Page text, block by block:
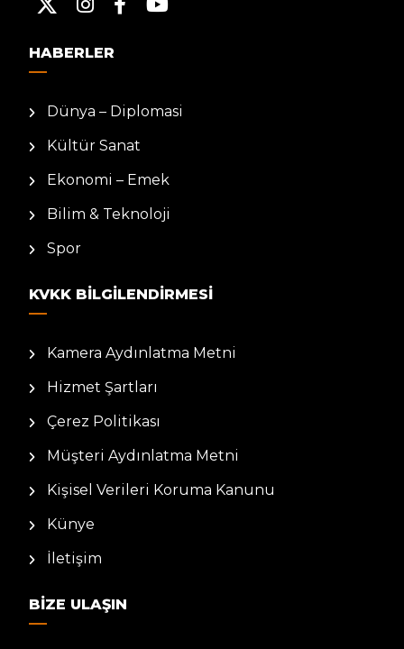
HABERLER
Dünya – Diplomasi
Kültür Sanat
Ekonomi – Emek
Bilim & Teknoloji
Spor
KVKK BILGILENDIRMESI
Kamera Aydınlatma Metni
Hizmet Şartları
Çerez Politikası
Müşteri Aydınlatma Metni
Kişisel Verileri Koruma Kanunu
Künye
İletişim
BIZE ULAŞIN